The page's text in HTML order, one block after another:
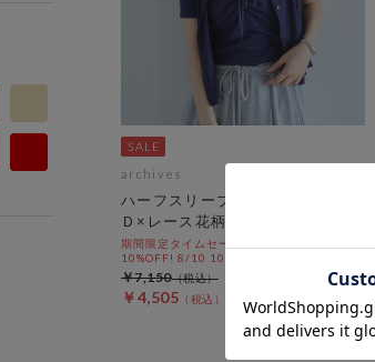
archives
ハーフスリーブハリヌキカットＣ
Ｄ×レース花柄キャミＳＥＴ
期間限定タイムセールSALE価格から更に
10%OFF! 8/10 10:00まで
￥4,505 36％OFF
￥7,150